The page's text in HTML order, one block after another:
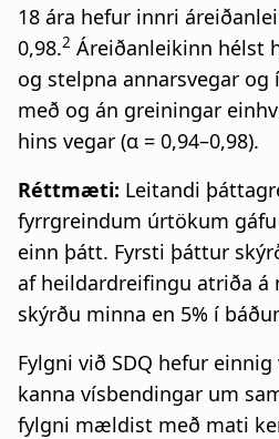
18 ára hefur innri
0,98.2 Áreiðanleikinn hélst
og stelpna annarsvegar
með og án greiningar
hins vegar (α = 0,94–0,98).
Réttmæti: Leitandi
fyrrgreindum úrtökum
einn þátt. Fyrsti þáttur
af heildardreifingu atriða
skýrðu minna en 5% í
Fylgni við SDQ hefur
kanna vísbendingar um
fylgni mældist með mati